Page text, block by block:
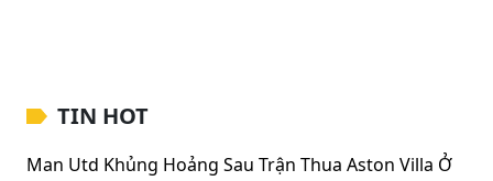
TIN HOT
Man Utd Khủng Hoảng Sau Trận Thua Aston Villa Ở